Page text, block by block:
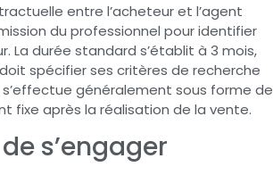
entre l’acheteur et l’agent
du professionnel pour identifier
La durée standard s’établit à 3 mois,
spécifier ses critères de recherche
généralement sous forme de
fixe après la réalisation de la vente.
s’engager